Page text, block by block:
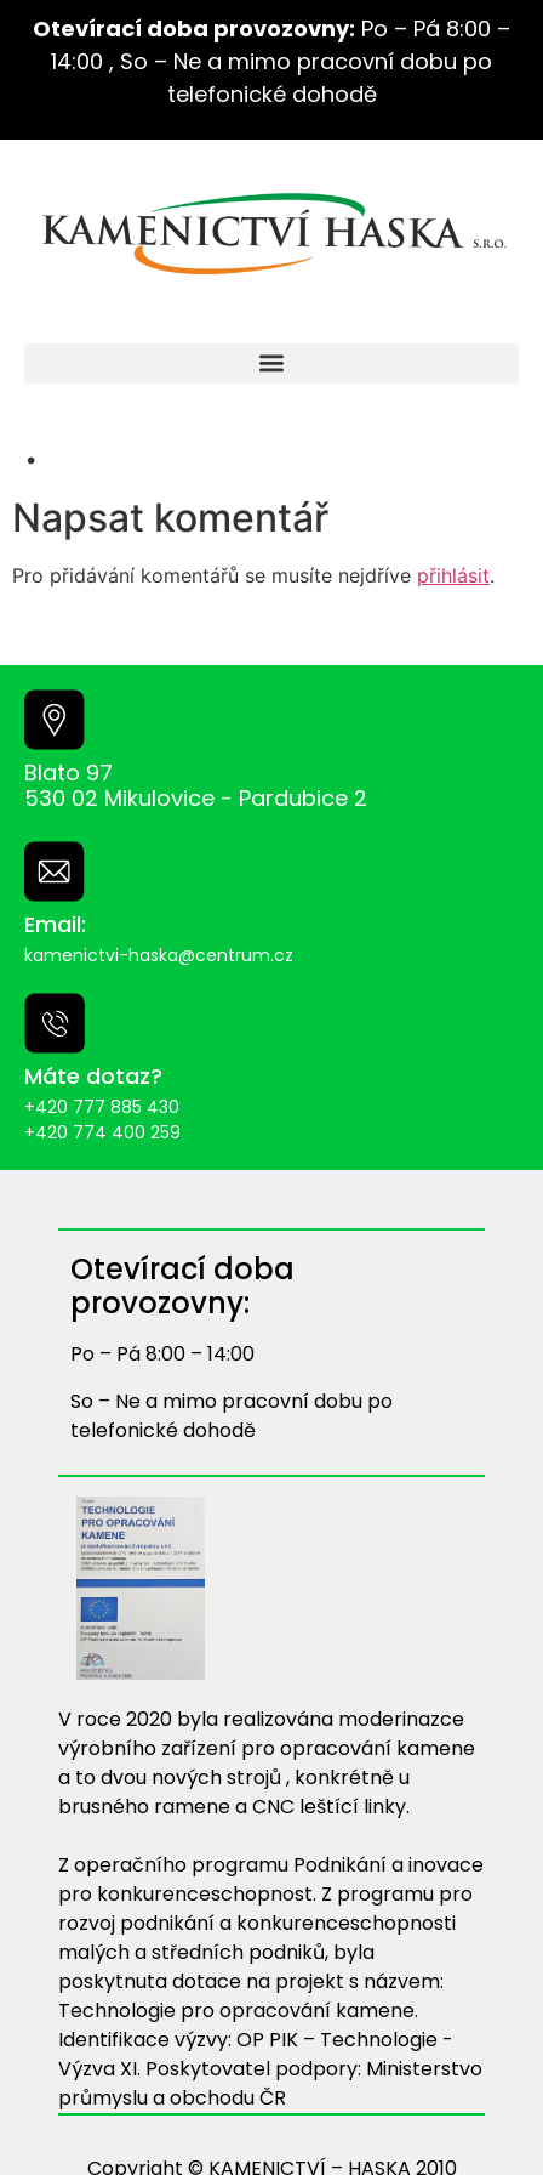
Otevírací doba provozovny: Po – Pá 8:00 –
14:00 , So – Ne a mimo pracovní dobu po
telefonické dohodě
.
Napsat komentář
Pro přidávání komentářů se musíte nejdříve přihlásit.
Blato 97
530 02 Mikulovice - Pardubice 2
Email:
kamenictvi-haska@centrum.cz
Máte dotaz?
+420 777 885 430
+420 774 400 259
Otevírací doba
provozovny:
Po – Pá 8:00 – 14:00
So – Ne a mimo pracovní dobu po
telefonické dohodě
V roce 2020 byla realizována moderinazce
výrobního zařízení pro opracování kamene
a to dvou nových strojů , konkrétně u
brusného ramene a CNC leštící linky.
Z operačního programu Podnikání a inovace
pro konkurenceschopnost. Z programu pro
rozvoj podnikání a konkurenceschopnosti
malých a středních podniků, byla
poskytnuta dotace na projekt s názvem:
Technologie pro opracování kamene.
Identifikace výzvy: OP PIK – Technologie -
Výzva XI. Poskytovatel podpory: Ministerstvo
průmyslu a obchodu ČR
Copyright © KAMENICTVÍ – HASKA 2010